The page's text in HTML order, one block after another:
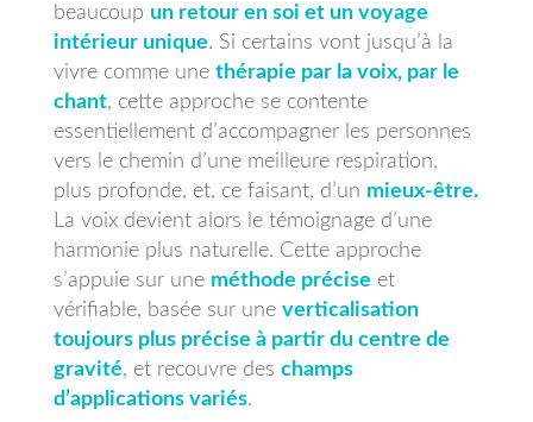
beaucoup un retour en soi et un voyage
intérieur unique. Si certains vont jusqu’à la
vivre comme une thérapie par la voix, par le
chant, cette approche se contente
essentiellement d’accompagner les personnes
vers le chemin d’une meilleure respiration,
plus profonde, et, ce faisant, d’un mieux-être.
La voix devient alors le témoignage d’une
harmonie plus naturelle. Cette approche
s’appuie sur une méthode précise et
vérifiable, basée sur une verticalisation
toujours plus précise à partir du centre de
gravité, et recouvre des champs
d’applications variés.